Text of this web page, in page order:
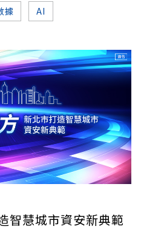
據 AI
智慧城市資安新典範